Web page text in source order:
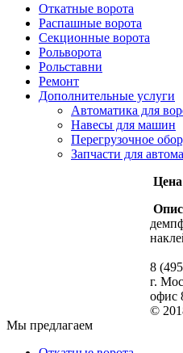
Откатные ворота
Распашные ворота
Секционные ворота
Рольворота
Рольставни
Ремонт
Дополнительные услуги
Автоматика для
Навесы для машин
Перегрузочное
Запчасти для
8
г.
офис
©
Мы предлагаем